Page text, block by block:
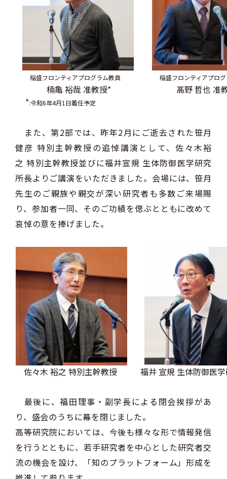
稲盛フロンティアプログラム教員
楠亀 裕哉 准教授*
*:令和6年4月1日着任予定
稲盛フロンティアプロ
髙野 哲也 准
また、第2部では、昨年2月にご逝去された笹月
健彦 特別主幹教授の追悼講演として、佐々木裕
之 特別主幹教授並びに福井宣規 生体防御医学研究
所長よりご講演をいただきました。会場には、笹月
先生のご親族や親交が深い研究者も多数ご来場賜
り、参加者一同、そのご功績を偲ぶとともに改めて
哀悼の意を捧げました。
佐々木 裕之 特別主幹教授 福井 宣規 生体防御医
最後に、福田理事・副学長による閉会挨拶があ
り、盛会のうちに幕を閉じました。
高等研究院においては、今後も様々な形で情報発信
を行うとともに、若手研究者を中心とした研究者交
流の機会を設け、「知のプラットフォーム」形成を